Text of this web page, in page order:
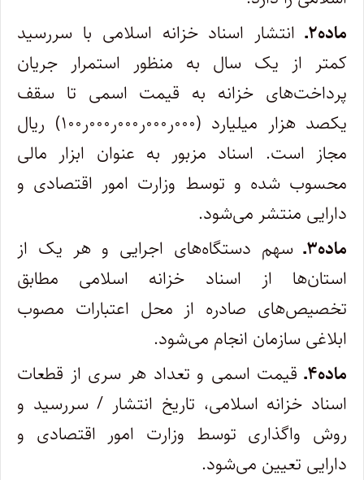
ماده۲ـ انتشار اسناد خزانه اسلامی با سررسید
کمتر از یک سال به منظور استمرار جریان
پرداخت‌های خزانه به قیمت اسمی تا سقف
یکصد هزار میلیارد (۰۰۰ر۰۰۰ر۰۰۰ر۰۰۰ر۱۰۰) ریال
مجاز است. اسناد مزبور به عنوان ابزار مالی
محسوب شده و توسط وزارت امور اقتصادی و
دارایی منتشر می‌شود.
ماده۳ـ
سهم دستگاه‌های اجرایی و هر یک از
استان‌ها از اسناد خزانه اسلامی مطابق
تخصیص‌های صادره از محل اعتبارات مصوب
ابلاغی سازمان انجام می‌شود.
ماده۴ـ
قیمت اسمی و تعداد هر سری از قطعات
اسناد خزانه اسلامی، تاریخ انتشار / سررسید و
روش واگذاری توسط وزارت امور اقتصادی و
دارایی تعیین می‌شود.